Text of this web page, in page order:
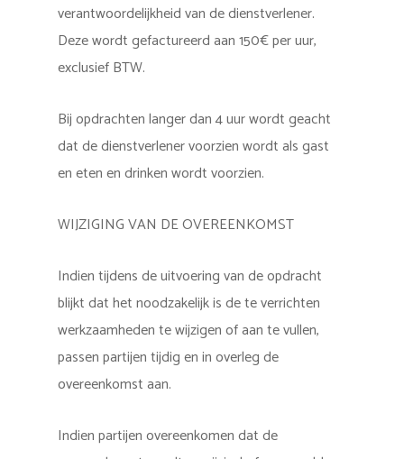
verantwoordelijkheid van de dienstverlener.
Deze wordt gefactureerd aan 150€ per uur,
exclusief BTW.
Bij opdrachten langer dan 4 uur wordt geacht
dat de dienstverlener voorzien wordt als gast
en eten en drinken wordt voorzien.
WIJZIGING VAN DE OVEREENKOMST
Indien tijdens de uitvoering van de opdracht
blijkt dat het noodzakelijk is de te verrichten
werkzaamheden te wijzigen of aan te vullen,
passen partijen tijdig en in overleg de
overeenkomst aan.
Indien partijen overeenkomen dat de